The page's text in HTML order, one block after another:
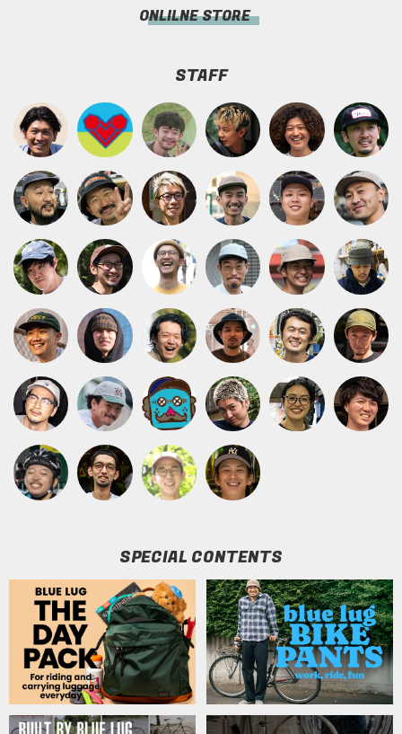
ONLILNE STORE
STAFF
SPECIAL CONTENTS